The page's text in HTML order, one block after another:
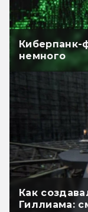
Киберпанк-
немного
Как
Гиллиама: